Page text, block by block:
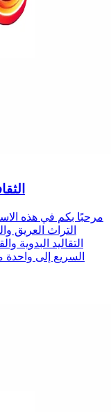
مرحبًا بكم في هذه
التراث العريق
التقاليد
السريع إلى